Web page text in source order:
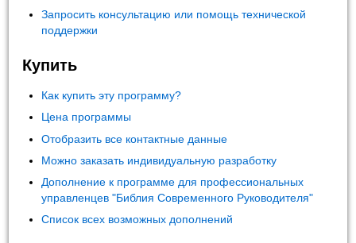
Запросить консультацию или помощь технической
поддержки
Купить
Как купить эту программу?
Цена программы
Отобразить все контактные данные
Можно заказать индивидуальную разработку
Дополнение к программе для профессиональных
управленцев "Библия Современного Руководителя"
Список всех возможных дополнений